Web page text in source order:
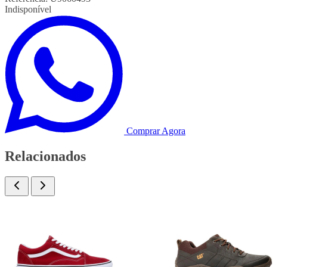
Indisponível
Comprar Agora
Relacionados